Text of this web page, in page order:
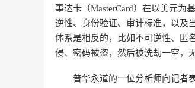
事达卡（MasterCard）在以美元为
逆性、身份验证、审计标准，以及
体系是相反的，比如不可逆性、匿
侵、密码被盗，然后被洗劫一空，
普华永道的一位分析师向记者